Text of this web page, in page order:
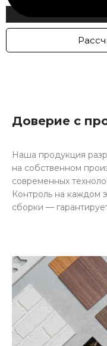
Доверие с
Наша продукция
на собственном
современных
Контроль на каждом
сборки —